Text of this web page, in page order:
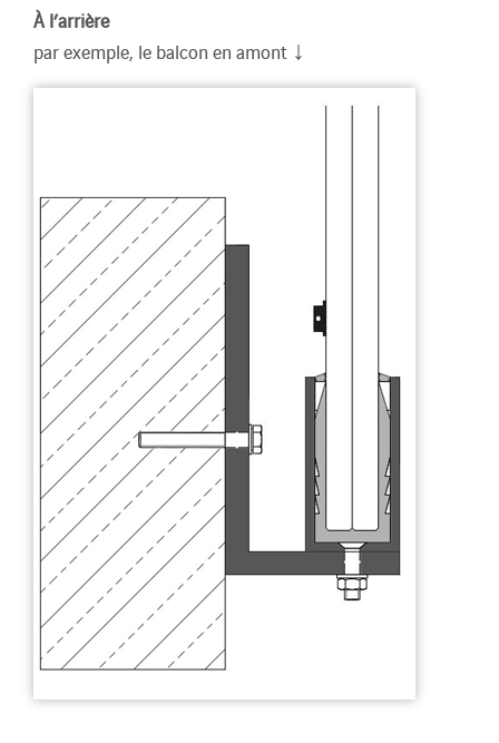
À l’arrière
par exemple, le balcon en amont ↓